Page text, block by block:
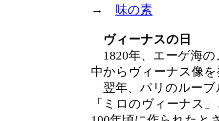
→ 味の素
ヴィーナスの日
1820年、エーゲ海の
中からヴィーナス像
翌年、パリのルーブ
「ミロのヴィーナス